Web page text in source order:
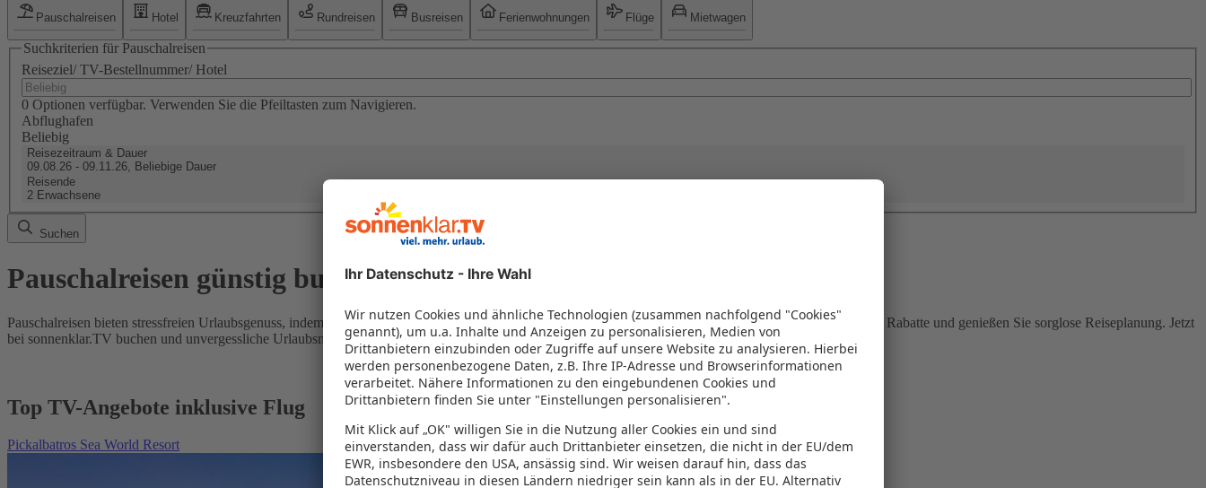
Pauschalreisen Hotel Kreuzfahrten Rundreisen Busreisen Ferienwohnungen Flüge Mietwagen
Suchkriterien für Pauschalreisen
Reiseziel/ TV-Bestellnummer/ Hotel
0 Optionen verfügbar. Verwenden Sie die Pfeiltasten zum Navigieren.
Abflughafen
Beliebig
Reisezeitraum & Dauer
09.08.26 - 09.11.26, Beliebige Dauer
Reisende
2 Erwachsene
Suchen
Pauschalreisen günstig buchen
Pauschalreisen bieten stressfreien Urlaubsgenuss, indem Flug und Hotel in einem Paket kombiniert werden – das spart Zeit und Geld. Nutzen Sie attraktive Rabatte und genießen Sie sorglose Reiseplanung. Jetzt
bei sonnenklar.TV buchen und unvergessliche Urlaubsmomente erleben!
Top TV-Angebote inklusive Flug
Pickalbatros Sea World Resort